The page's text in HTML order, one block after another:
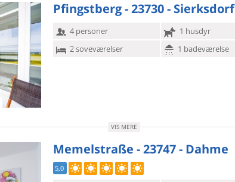
Pfingstberg - 23730 - Sierksdorf
4 personer
1 husdyr
2 soveværelser
1 badeværelse
VIS MERE
Memelstraße - 23747 - Dahme
5,0